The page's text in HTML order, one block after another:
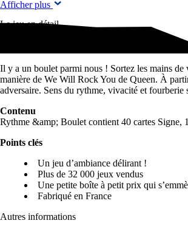
Afficher plus
Le jeu en détail
Il y a un boulet parmi nous ! Sortez les mains de
Il y a un boulet parmi nous ! Sortez les mains de
manière de We Will Rock You de Queen. À
adversaire. Sens du rythme, vivacité et fourberie
Contenu
Rythme &amp; Boulet contient 40 cartes Signe,
Points clés
Un jeu d’ambiance délirant !
Plus de 32 000 jeux vendus
Une petite boîte à petit prix qui
Fabriqué en France
Autres informations